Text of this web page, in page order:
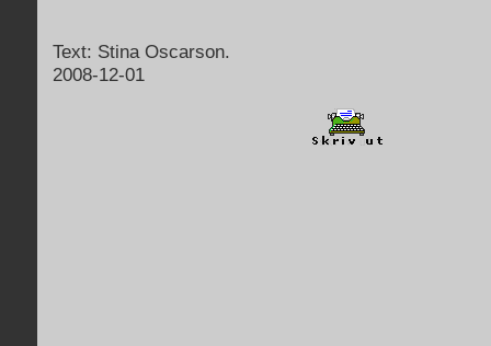
Text: Stina Oscarson.
2008-12-01